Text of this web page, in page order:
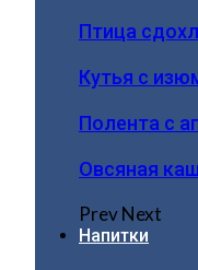
Птица
Кутья с
Полента с
Овсяная
PrevNext
Напитки